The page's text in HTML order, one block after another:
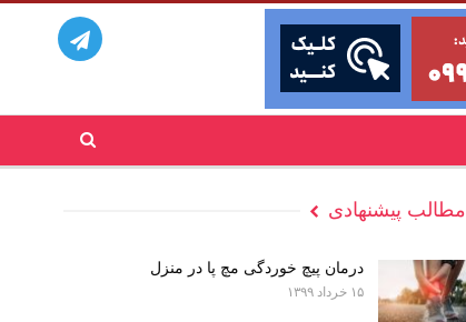
مطالب پیشنهادی
درمان پیچ خوردگی مچ پا در منزل
۱۵ خرداد ۱۳۹۹